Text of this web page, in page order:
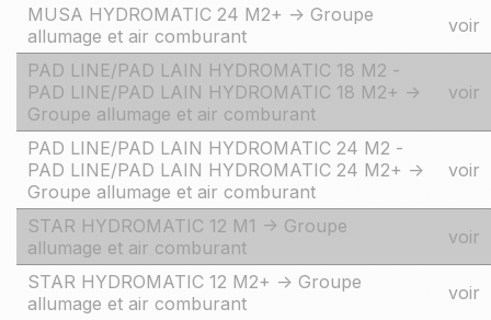
MUSA HYDROMATIC 24 M2+ -> Groupe
allumage et air comburant
voir
PAD LINE/PAD LAIN HYDROMATIC 18 M2 -
PAD LINE/PAD LAIN HYDROMATIC 18 M2+ ->
Groupe allumage et air comburant
voir
PAD LINE/PAD LAIN HYDROMATIC 24 M2 -
PAD LINE/PAD LAIN HYDROMATIC 24 M2+ ->
Groupe allumage et air comburant
voir
STAR HYDROMATIC 12 M1 -> Groupe
allumage et air comburant
voir
STAR HYDROMATIC 12 M2+ -> Groupe
allumage et air comburant
voir